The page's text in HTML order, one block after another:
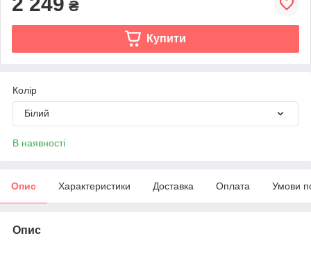
₴
Купити
Колір
Білий
В наявності
Опис Характеристики Доставка Оплата Умови
Опис